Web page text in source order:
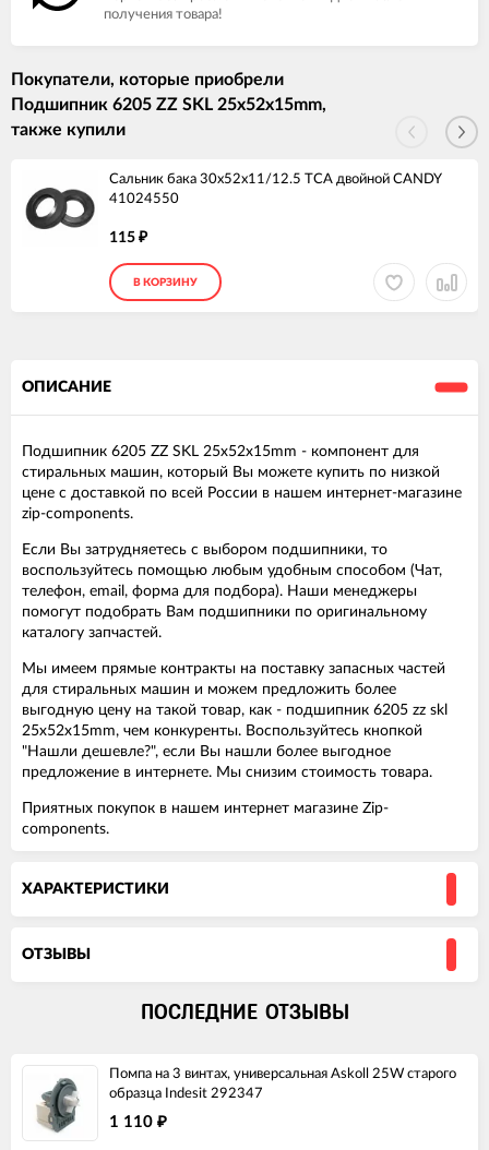
получения товара!
Покупатели, которые приобрели
Подшипник 6205 ZZ SKL 25x52x15mm,
также купили
Сальник бака 30x52x11/12.5 TCA двойной CANDY
41024550
115 ₽
В КОРЗИНУ
ОПИСАНИЕ
Подшипник 6205 ZZ SKL 25x52x15mm - компонент для
стиральных машин, который Вы можете купить по низкой
цене с доставкой по всей России в нашем интернет-магазине
zip-components.
Если Вы затрудняетесь с выбором подшипники, то
воспользуйтесь помощью любым удобным способом (Чат,
телефон, email, форма для подбора). Наши менеджеры
помогут подобрать Вам подшипники по оригинальному
каталогу запчастей.
Мы имеем прямые контракты на поставку запасных частей
для стиральных машин и можем предложить более
выгодную цену на такой товар, как - подшипник 6205 zz skl
25x52x15mm, чем конкуренты. Воспользуйтесь кнопкой
"Нашли дешевле?", если Вы нашли более выгодное
предложение в интернете. Мы снизим стоимость товара.
Приятных покупок в нашем интернет магазине Zip-
components.
ХАРАКТЕРИСТИКИ
ОТЗЫВЫ
ПОСЛЕДНИЕ ОТЗЫВЫ
Помпа на 3 винтах, универсальная Askoll 25W старого
образца Indesit 292347
1 110 ₽